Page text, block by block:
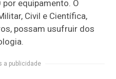
equipamento. O
Civil e Científica,
possam usufruir dos
a publicidade